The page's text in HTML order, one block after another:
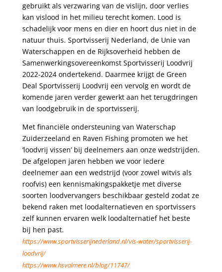
gebruikt als verzwaring van de vislijn, door verlies
kan vislood in het milieu terecht komen. Lood is
schadelijk voor mens en dier en hoort dus niet in de
natuur thuis. Sportvisserij Nederland, de Unie van
Waterschappen en de Rijksoverheid hebben de
Samenwerkingsovereenkomst Sportvisserij Loodvrij
2022-2024 ondertekend. Daarmee krijgt de Green
Deal Sportvisserij Loodvrij een vervolg en wordt de
komende jaren verder gewerkt aan het terugdringen
van loodgebruik in de sportvisserij.
Met financiële ondersteuning van Waterschap
Zuiderzeeland en Raven Fishing promoten we het
‘loodvrij vissen’ bij deelnemers aan onze wedstrijden.
De afgelopen jaren hebben we voor iedere
deelnemer aan een wedstrijd (voor zowel witvis als
roofvis) een kennismakingspakketje met diverse
soorten loodvervangers beschikbaar gesteld zodat ze
bekend raken met loodalternatieven en sportvissers
zelf kunnen ervaren welk loodalternatief het beste
bij hen past.
https://www.sportvisserijnederland.nl/vis-water/sportvisserij-
loodvrij/
https://www.hsvalmere.nl/blog/11747/